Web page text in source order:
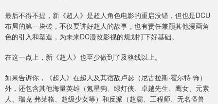
最后不得不提，新《超人》是超人角色电影的重启没错，但也是DCU
布局的第一块砖，不仅要讲好超人的故事，也有责任兼顾其他漫画角
色的引入和塑造，为未来DC漫改影视的规划打下好基础。
在这一点上，新《超人》也至少做到了及格线以上。
如果告诉你，《超人》在超人及其宿敌卢瑟（尼古拉斯·霍尔特 饰）
外，还包含其他海量英雄（氪星狗、绿灯侠、卓越先生、鹰女、元素
人、瑞克·弗莱格、超级少女等）和反派（超霸、工程师、无名怪兽